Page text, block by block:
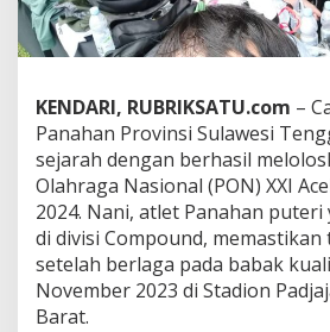
e
t
P
n
a
h
a
n
S
u
l
t
r
KENDARI, RUBRIKSATU.com –
Panahan Provinsi Sulawesi
sejarah dengan berhasil
Olahraga Nasional (PON) XXI
2024. Nani, atlet Panahan
di divisi Compound, memastikan
setelah berlaga pada babak
November 2023 di Stadion
Barat.